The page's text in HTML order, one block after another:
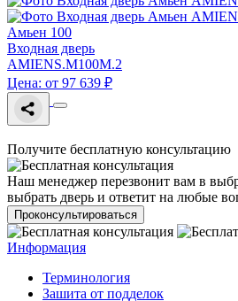
Амьен 100
Входная дверь
AMIENS.M100M.2
Цена: от 97 639 ₽
Получите бесплатную консультацию
Наш менеджер перезвонит вам в
выбрать дверь и ответит на любые
Проконсультироваться
Информация
Терминология
Зашита от подделок